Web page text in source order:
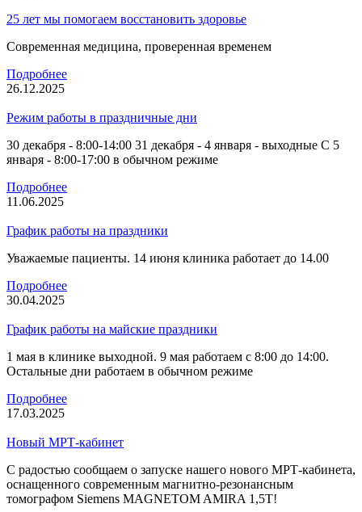
25 лет мы помогаем восстановить здоровье
Современная медицина, проверенная временем
Подробнее
26.12.2025
Режим работы в праздничные дни
30 декабря - 8:00-14:00 31 декабря - 4 января - выходные С 5
января - 8:00-17:00 в обычном режиме
Подробнее
11.06.2025
График работы на праздники
Уважаемые пациенты. 14 июня клиника работает до 14.00
Подробнее
30.04.2025
График работы на майские праздники
1 мая в клинике выходной. 9 мая работаем с 8:00 до 14:00.
Остальные дни работаем в обычном режиме
Подробнее
17.03.2025
Новый МРТ-кабинет
С радостью сообщаем о запуске нашего нового МРТ-кабинета,
оснащенного современным магнитно-резонансным
томографом Siemens MAGNETOM AMIRA 1,5T!